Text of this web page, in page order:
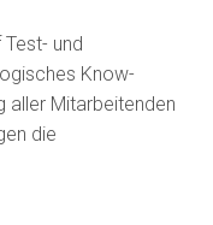
und
Know-
aller Mitarbeitenden
die